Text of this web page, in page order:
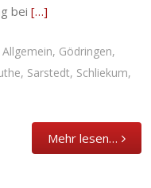
bei […]
Allgemein, Gödringen,
, Sarstedt, Schliekum,
Mehr lesen…